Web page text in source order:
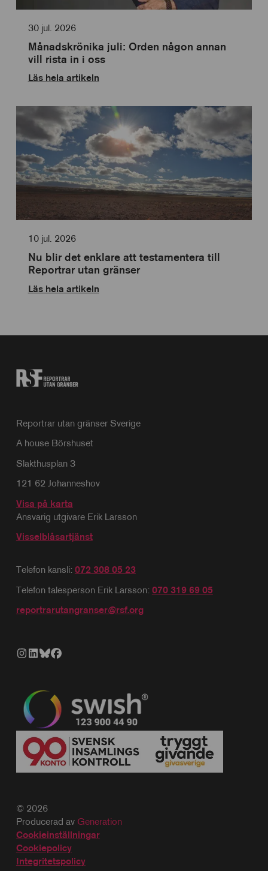
30 jul. 2026
Månadskrönika juli: Orden någon annan
vill rista in i oss
Läs hela artikeln
10 jul. 2026
Nu blir det enklare att testamentera till
Reportrar utan gränser
Läs hela artikeln
Reportrar utan gränser Sverige
A house Börshuset
Slakthusplan 3
121 62 Johanneshov
Visa på karta
Ansvarig utgivare Erik Larsson
Visselblåsartjänst
Telefon kansli: 072 308 05 23
Telefon talesperson Erik Larsson: 070 319 69 05
reportrarutangranser@rsf.org
© 2026
Producerad av Generation
Cookieinställningar
Cookiepolicy
Integritetspolicy